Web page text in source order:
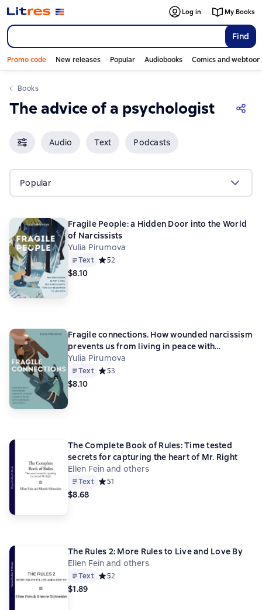
Find
Log in My Books
Promo code New releases Popular Audiobooks Comics and
Books
The advice of a psychologist
Audio Text Podcasts
Popular
Fragile People: a Hidden Door into the World
of Narcissists
Yulia Pirumova
Text Средний рейтинг 5 на основе 2 оценок
52
$8.10
Fragile connections. How wounded narcissism
prevents us from living in peace with
ourselves and others
Yulia Pirumova
Text Средний рейтинг 5 на основе 3 оценок
53
$8.10
The Complete Book of Rules: Time tested
secrets for capturing the heart of Mr. Right
Ellen Fein and others
Text Средний рейтинг 5 на основе 1 оценок
51
$8.68
The Rules 2: More Rules to Live and Love By
Ellen Fein and others
Text Средний рейтинг 5 на основе 2 оценок
52
$1.89